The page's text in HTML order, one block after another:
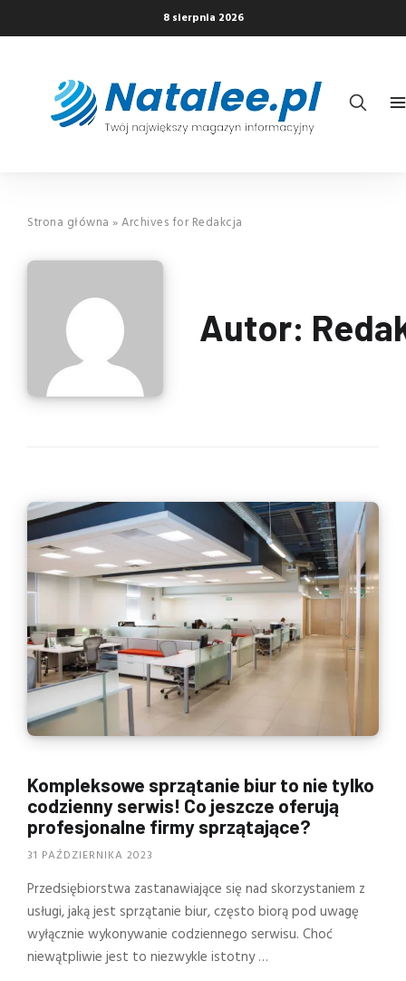
8 sierpnia 2026
Strona główna »Archives for Redakcja
Autor:
Kompleksowe sprzątanie biur to nie tylko
codzienny serwis! Co jeszcze oferują
profesjonalne firmy sprzątające?
31 PAŹDZIERNIKA 2023
Przedsiębiorstwa zastanawiające się nad skorzystaniem z
usługi, jaką jest sprzątanie biur, często biorą pod uwagę
wyłącznie wykonywanie codziennego serwisu. Choć
niewątpliwie jest to niezwykle istotny …